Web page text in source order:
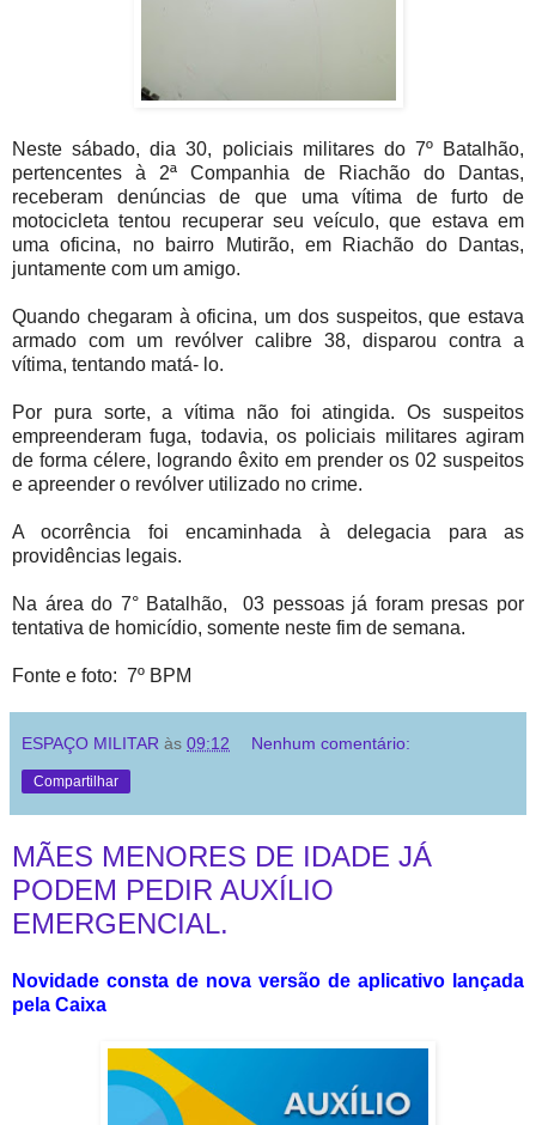
Neste sábado, dia 30, policiais militares do 7º Batalhão,
pertencentes à 2ª Companhia de Riachão do Dantas,
receberam denúncias de que uma vítima de furto de
motocicleta tentou recuperar seu veículo, que estava em
uma oficina, no bairro Mutirão, em Riachão do Dantas,
juntamente com um amigo.
Quando chegaram à oficina, um dos suspeitos, que estava
armado com um revólver calibre 38, disparou contra a
vítima, tentando matá- lo.
Por pura sorte, a vítima não foi atingida. Os suspeitos
empreenderam fuga, todavia, os policiais militares agiram
de forma célere, logrando êxito em prender os 02 suspeitos
e apreender o revólver utilizado no crime.
A ocorrência foi encaminhada à delegacia para as
providências legais.
Na área do 7° Batalhão, 03 pessoas já foram presas por
tentativa de homicídio, somente neste fim de semana.
Fonte e foto: 7º BPM
ESPAÇO MILITAR às 09:12 Nenhum comentário:
Compartilhar
MÃES MENORES DE IDADE JÁ
PODEM PEDIR AUXÍLIO
EMERGENCIAL.
Novidade consta de nova versão de aplicativo lançada
pela Caixa